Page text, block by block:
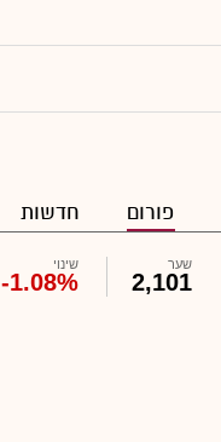
פורום חדשות
שער
2,101
שינוי
-1.08%